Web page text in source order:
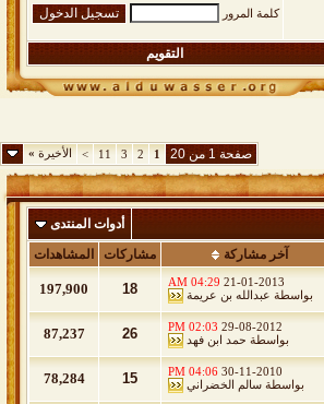
كلمة المرور
التقويم
صفحة 1 من 20 1
2
3
11
> الأخيرة»
أدوات المنتدى
آخر مشاركة مشاركات المشاهدات
21-01-2013
04:29 AM
بواسطة عبدالله بن عريمة 18
197,900
29-08-2012
02:03 PM
بواسطة حمد ابن فهد 26
87,237
30-11-2010
04:06 PM
بواسطة سالم الخضراني 15
78,284